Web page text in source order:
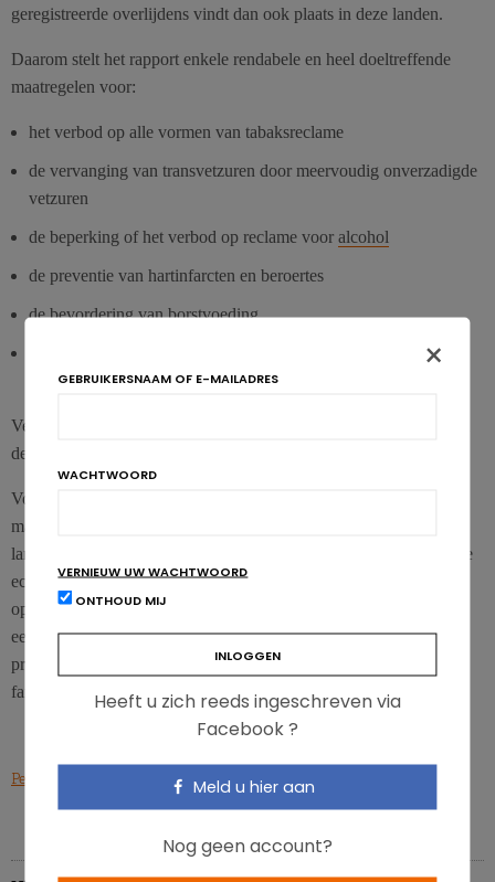
geregistreerde overlijdens vindt dan ook plaats in deze landen.
Daarom stelt het rapport enkele rendabele en heel doeltreffende
maatregelen voor:
het verbod op alle vormen van tabaksreclame
de vervanging van transvetzuren door meervoudig onverzadigde
vetzuren
de beperking of het verbod op reclame voor alcohol
de preventie van hartinfarcten en beroertes
de bevordering van borstvoeding
screening
Veel landen hebben deze maatregelen al met succes ingevoerd om
de negen vrijwillige mondiale doelstellingen te bereiken.
Voor de WGO is het niet volgen en invoeren van deze vrijwillige
maatregelen onaanvaardbaar. Want als er niets verandert in de
landen met een laag en gemiddeld inkomen, zullen de cumulatieve
economische verliezen door niet-overdraagbare aandoeningen
oplopen tot 7000 miljard dollar voor de periode 2011-2025. Dat is
een enorm bedrag, zeker als we weten dat de WGO de
preventiekosten schat op 1,2 miljard per jaar, wat neerkomt op die
fameuze investering van één tot drie dollar per persoon …
Persbericht van WHO, 19/01/2015
×
GEBRUIKERSNAAM OF E-MAILADRES
WACHTWOORD
VERNIEUW UW WACHTWOORD
ONTHOUD MIJ
Heeft u zich reeds ingeschreven via
Facebook ?
Meld u hier aan
Nog geen account?